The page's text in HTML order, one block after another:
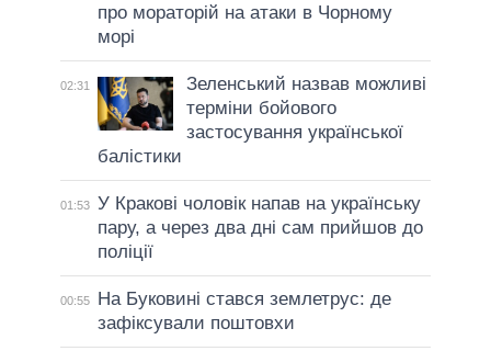
про мораторій на атаки в Чорному
морі
02:31
Зеленський назвав можливі
терміни бойового
застосування української
балістики
01:53 У Кракові чоловік напав на українську
пару, а через два дні сам прийшов до
поліції
00:55
На Буковині стався землетрус: де
зафіксували поштовхи